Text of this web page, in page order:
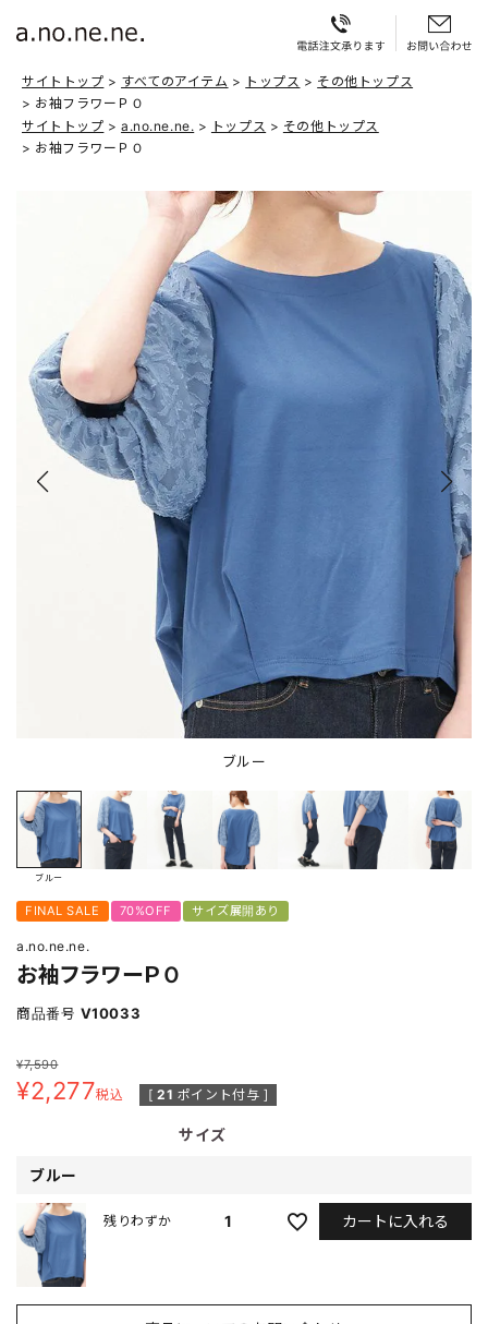
サイトトップ すべてのアイテム トップス
その他トップス
お袖フラワーＰＯ
サイトトップ
a.no.ne.ne. トップス
その他トップス
お袖フラワーＰＯ
ブルー
ブルー
FINAL SALE 70%OFF サイズ展開あり
a.no.ne.ne.
お袖フラワーＰＯ
商品番号 V10033
¥7,590
¥2,277税込 [ 21 ポイント付与 ]
サイズ
ブルー
1
残りわずか カートに入れる